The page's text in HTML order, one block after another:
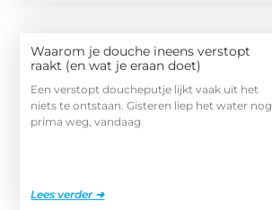
Waarom je douche ineens verstopt
raakt (en wat je eraan doet)
Een verstopt doucheputje lijkt vaak uit het
niets te ontstaan. Gisteren liep het water nog
prima weg, vandaag
Lees verder ➜